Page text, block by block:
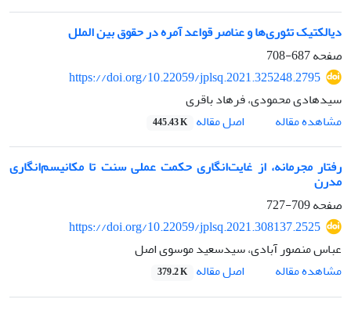
دیالکتیک تئوری‌ها و عناصر قواعد آمره در حقوق بین الملل
صفحه687-708
https://doi.org/10.22059/jplsq.2021.325248.2795
سیدهادی محمودی، فرهاد باقری
مشاهده مقاله
اصل مقاله 445.43 K
رفتار مجرمانه، از غایت‌انگاری حکمت عملی سنت تا مکانیسم‌انگاری
مدرن
صفحه709-727
https://doi.org/10.22059/jplsq.2021.308137.2525
عباس منصور آبادی، سیدسعید موسوی اصل
مشاهده مقاله
اصل مقاله 379.2 K